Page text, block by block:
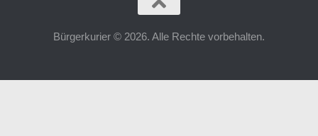
Bürgerkurier © 2026. Alle Rechte vorbehalten.